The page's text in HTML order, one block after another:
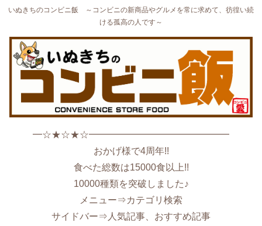
いぬきちのコンビニ飯 ～コンビニの新商品やグルメを常に求めて、彷徨い続
ける孤高の人です～
━☆★☆★☆━━━━━━━━━━━━━━━
おかげ様で4周年!!
食べた総数は15000食以上!!
10000種類を突破しました♪
メニュー⇒カテゴリ検索
サイドバー⇒人気記事、おすすめ記事